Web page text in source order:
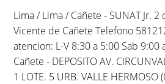
Lima / Lima / Cañete - SUNAT Jr. 2
Vicente de Cañete Telefono
atencion: L-V 8:30 a 5:00 Sab 9:00
Cañete - DEPOSITO AV.
1 LOTE. 5 URB. VALLE HERMOSO